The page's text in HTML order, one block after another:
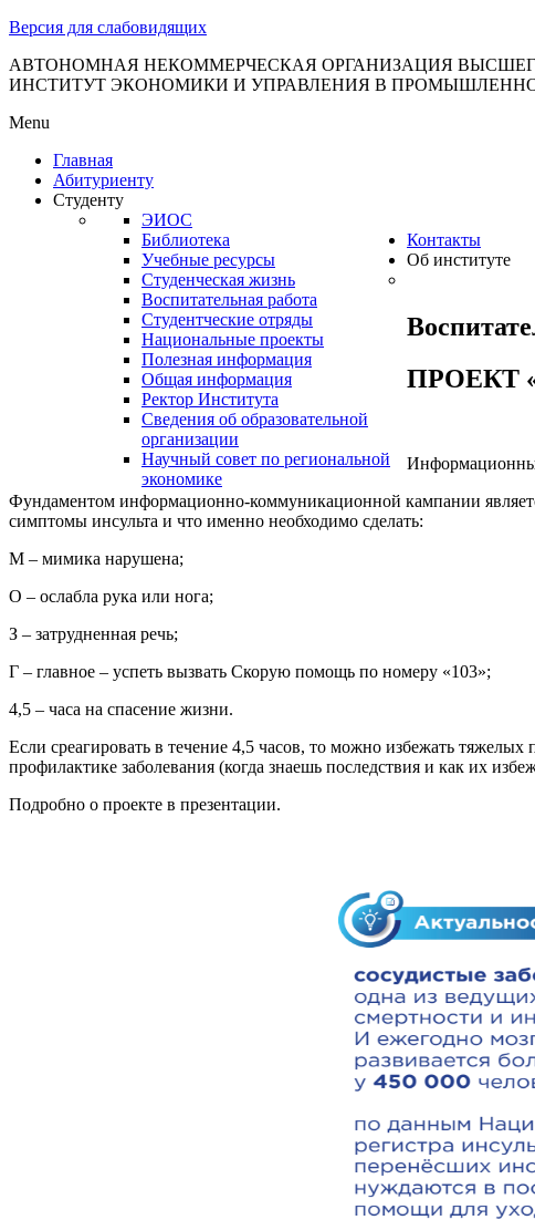
Версия для слабовидящих
АВТОНОМНАЯ НЕКОММЕРЧЕСКАЯ ОРГАНИЗАЦИЯ
ИНСТИТУТ ЭКОНОМИКИ И УПРАВЛЕНИЯ В
Menu
Главная
Абитуриенту
Студенту
ЭИОС
Библиотека
Учебные ресурсы
Студенческая жизнь
Воспитательная работа
Студентческие отряды
Национальные проекты
Полезная информация
Контакты
Об институте
Общая информация
Ректор Института
Сведения об образовательной
организации
Научный совет по региональной
экономике
ПРОЕКТ
Фундаментом информационно-коммуникационной кампании
симптомы инсульта и что именно необходимо сделать:
М – мимика нарушена;
О – ослабла рука или нога;
З – затрудненная речь;
Г – главное – успеть вызвать Скорую помощь по номеру «103»;
4,5 – часа на спасение жизни.
Если среагировать в течение 4,5 часов, то можно избежать
профилактике заболевания (когда знаешь последствия и как их
Подробно о проекте в презентации.